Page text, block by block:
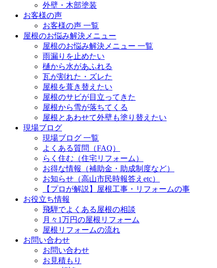
外壁・木部塗装
お客様の声
お客様の声 一覧
屋根のお悩み解決メニュー
屋根のお悩み解決メニュー 一覧
雨漏りを止めたい
樋から水があふれる
瓦が割れた・ズレた
屋根を葺き替えたい
屋根のサビが目立ってきた
屋根から雪が落ちてくる
屋根とあわせて外壁も塗り替えたい
現場ブログ
現場ブログ 一覧
よくある質問（FAQ）
らく住む（住宅リフォーム）
お得な情報（補助金・助成制度など）
お知らせ（高山市民時報答えetc）
【プロが解説】屋根工事・リフォームの事
お役立ち情報
飛騨でよくある屋根の相談
月々1万円の屋根リフォーム
屋根リフォームの流れ
お問い合わせ
お問い合わせ
お見積もり